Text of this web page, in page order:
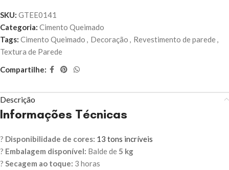
SKU: GTEE0141
Categoria: Cimento Queimado
Tags: Cimento Queimado , Decoração , Revestimento de parede,
Textura de Parede
Compartilhe:
Descrição
Informações Técnicas
? Disponibilidade de cores: 13 tons incríveis
? Embalagem disponível: Balde de 5 kg
? Secagem ao toque: 3 horas